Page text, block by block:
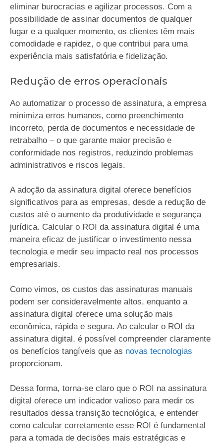
eliminar burocracias e agilizar processos. Com a
possibilidade de assinar documentos de qualquer
lugar e a qualquer momento, os clientes têm mais
comodidade e rapidez, o que contribui para uma
experiência mais satisfatória e fidelização.
Redução de erros operacionais
Ao automatizar o processo de assinatura, a empresa
minimiza erros humanos, como preenchimento
incorreto, perda de documentos e necessidade de
retrabalho – o que garante maior precisão e
conformidade nos registros, reduzindo problemas
administrativos e riscos legais.
A adoção da assinatura digital oferece benefícios
significativos para as empresas, desde a redução de
custos até o aumento da produtividade e segurança
jurídica. Calcular o ROI da assinatura digital é uma
maneira eficaz de justificar o investimento nessa
tecnologia e medir seu impacto real nos processos
empresariais.
Como vimos, os custos das assinaturas manuais
podem ser consideravelmente altos, enquanto a
assinatura digital oferece uma solução mais
econômica, rápida e segura. Ao calcular o ROI da
assinatura digital, é possível compreender claramente
os benefícios tangíveis que as novas tecnologias
proporcionam.
Dessa forma, torna-se claro que o ROI na assinatura
digital oferece um indicador valioso para medir os
resultados dessa transição tecnológica, e entender
como calcular corretamente esse ROI é fundamental
para a tomada de decisões mais estratégicas e